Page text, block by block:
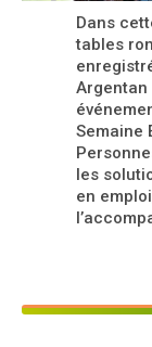
Dans
tables
Argentan
Semaine
les
en